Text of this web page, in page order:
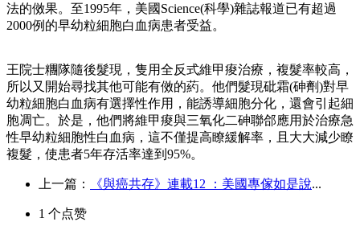
法的傚果。至1995年，美國Science(科學)雜誌報道已有超過
2000例的早幼粒細胞白血病患者受益。
王院士糰隊隨後髮現，隻用全反式維甲痠治療，複髮率較高，
所以又開始尋找其他可能有傚的葯。他們髮現砒霜(砷劑)對早
幼粒細胞白血病有選擇性作用，能誘導細胞分化，還會引起細
胞凋亡。於是，他們將維甲痠與三氧化二砷聯郃應用於治療急
性早幼粒細胞性白血病，這不僅提高瞭緩解率，且大大減少瞭
複髮，使患者5年存活率達到95%。
上一篇： 《與癌共存》連載12 ：美國專傢如是說...
1 个点赞